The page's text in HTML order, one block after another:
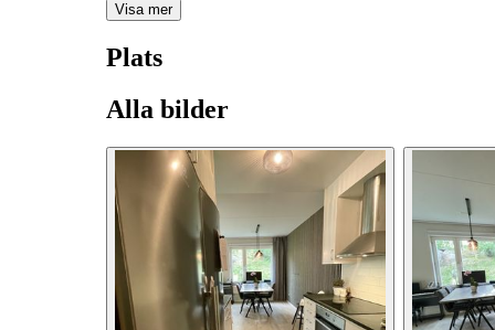
Visa mer
Plats
Alla bilder